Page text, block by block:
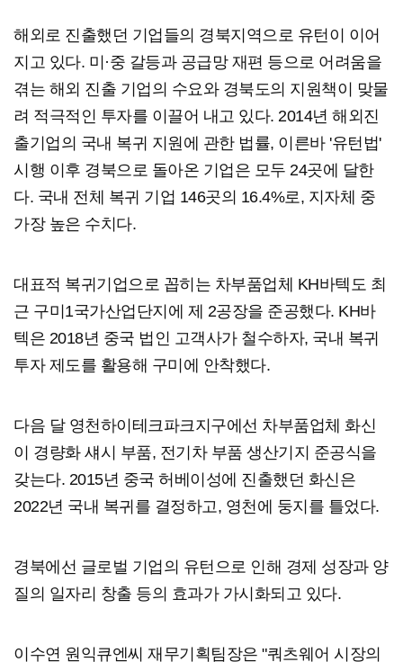
해외로 진출했던 기업들의 경북지역으로 유턴이 이어
지고 있다. 미·중 갈등과 공급망 재편 등으로 어려움을
겪는 해외 진출 기업의 수요와 경북도의 지원책이 맞물
려 적극적인 투자를 이끌어 내고 있다. 2014년 해외진
출기업의 국내 복귀 지원에 관한 법률, 이른바 '유턴법'
시행 이후 경북으로 돌아온 기업은 모두 24곳에 달한
다. 국내 전체 복귀 기업 146곳의 16.4%로, 지자체 중
가장 높은 수치다.
대표적 복귀기업으로 꼽히는 차부품업체 KH바텍도 최
근 구미1국가산업단지에 제 2공장을 준공했다. KH바
텍은 2018년 중국 법인 고객사가 철수하자, 국내 복귀
투자 제도를 활용해 구미에 안착했다.
다음 달 영천하이테크파크지구에선 차부품업체 화신
이 경량화 섀시 부품, 전기차 부품 생산기지 준공식을
갖는다. 2015년 중국 허베이성에 진출했던 화신은
2022년 국내 복귀를 결정하고, 영천에 둥지를 틀었다.
경북에선 글로벌 기업의 유턴으로 인해 경제 성장과 양
질의 일자리 창출 등의 효과가 가시화되고 있다.
이수연 원익큐엔씨 재무기획팀장은 "쿼츠웨어 시장의